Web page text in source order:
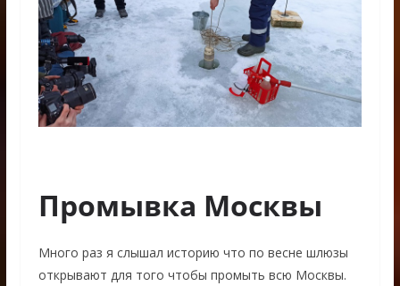
Промывка Москвы
Много раз я слышал историю что по весне шлюзы
открывают для того чтобы промыть всю Москвы.